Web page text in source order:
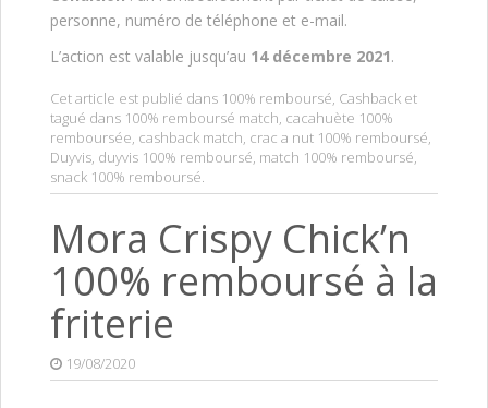
personne, numéro de téléphone et e-mail.
L’action est valable jusqu’au 14 décembre 2021.
Cet article est publié dans 100% remboursé, Cashback et
tagué dans 100% remboursé match, cacahuète 100%
remboursée, cashback match, crac a nut 100% remboursé,
Duyvis, duyvis 100% remboursé, match 100% remboursé,
snack 100% remboursé.
Mora Crispy Chick’n
100% remboursé à la
friterie
19/08/2020